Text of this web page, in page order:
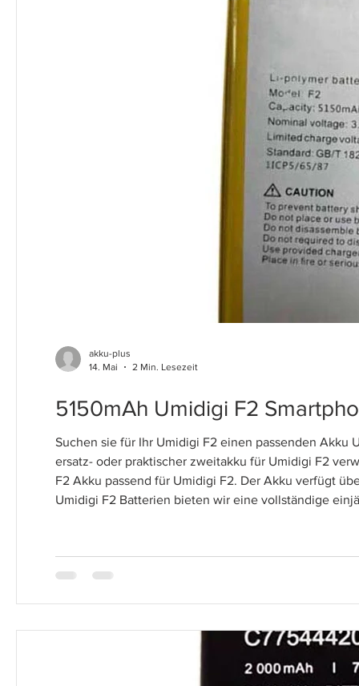
5150mAh Umidigi F2
Suchen sie für Ihr Umidigi F2 einen passenden Akku
ersatz- oder praktischer zweitakku für Umidigi F2
F2 Akku passend für Umidigi F2. Der Akku verfügt
Umidigi F2 Batterien bieten wir eine vollständige
akku-plus
14. Mai
2 Min. Lesezeit